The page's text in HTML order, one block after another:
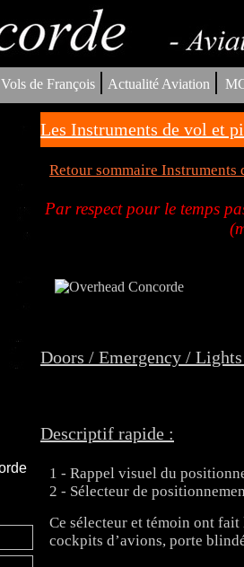
Vols de François | Actualité Aviation |
Les Instruments de vol et
Retour sommaire Instruments
Par respect pour le temps
Doors / Emergency /
Descriptif rapide :
1 - Rappel visuel du
2 - Sélecteur de
Ce sélecteur et témoin ont
cockpits d’avions, porte